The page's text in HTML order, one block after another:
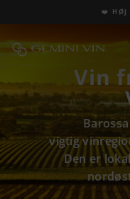
❤️ HØJ
Vin
vigtig
Den er